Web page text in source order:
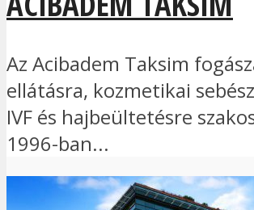
Az Acibadem Taksim
ellátásra, kozmetikai
IVF és hajbeültetésre
1996-ban...